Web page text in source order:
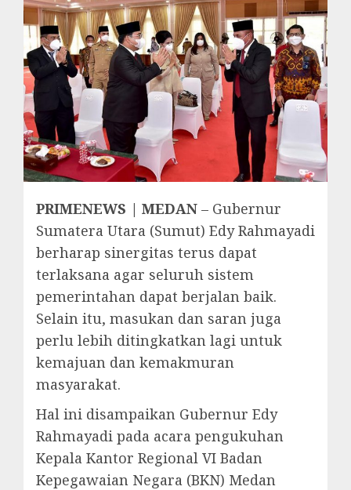
PRIMENEWS | MEDAN – Gubernur
Sumatera Utara (Sumut) Edy Rahmayadi
berharap sinergitas terus dapat
terlaksana agar seluruh sistem
pemerintahan dapat berjalan baik.
Selain itu, masukan dan saran juga
perlu lebih ditingkatkan lagi untuk
kemajuan dan kemakmuran
masyarakat.
Hal ini disampaikan Gubernur Edy
Rahmayadi pada acara pengukuhan
Kepala Kantor Regional VI Badan
Kepegawaian Negara (BKN) Medan